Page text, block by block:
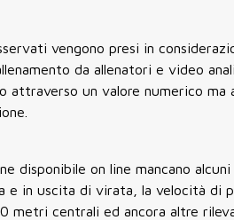
vengono presi in
da allenatori e video
attraverso un valore numerico
disponibile on line mancano
e in uscita di virata, la velocità di
metri centrali ed ancora altre